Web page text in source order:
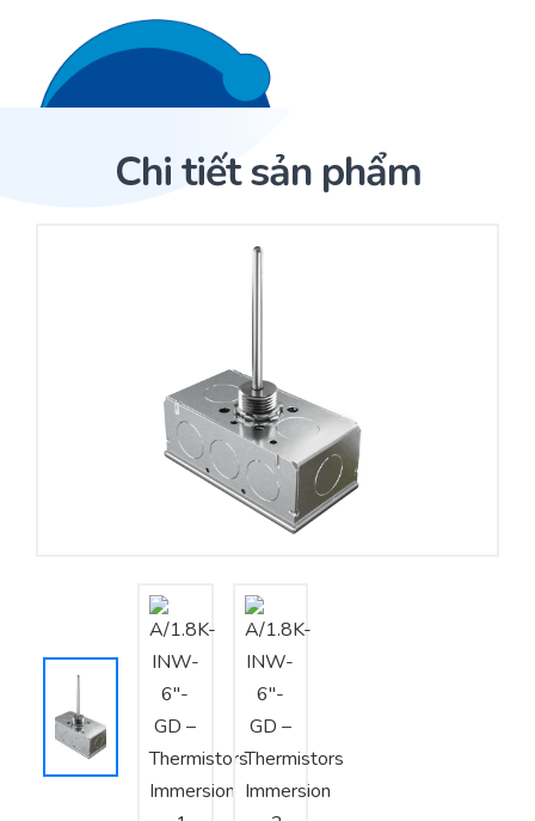
Trang Chủ
Nhà phân phối cảm biến
Nhà sản xuất thiết bị điều khiển
Cung cấp giải pháp quản lý cho toà nhà (BMS)
Tư vấn – Thiết kế – Cung cấp thiết bị HVAC
Tư vấn thiết kế, thi công tủ điều khiển
Thi công – Lắp đặt hệ thống HVAC
Chi tiết sản phẩm